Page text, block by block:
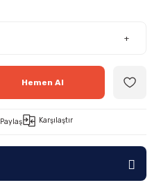
+
Hemen Al
Paylaş Karşılaştır